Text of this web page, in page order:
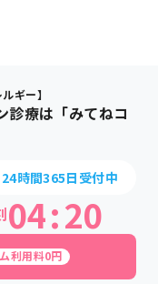
ギー】
診療は「みてねコ
24時間365日受付中
04:20
利用料0円